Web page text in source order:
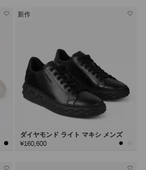
新作
ダイヤモンド ライト マキシ メンズ
¥160,600